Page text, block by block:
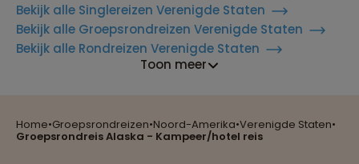
Home•Groepsrondreizen•Noord-Amerika•Verenigde Staten•
Groepsrondreis Alaska - Kampeer/hotel reis
Bekijk alle Singlereizen Verenigde Staten
Bekijk alle Groepsrondreizen Verenigde Staten
Bekijk alle Rondreizen Verenigde Staten
Toon meer
Reizen met oog voor mens, cultuur en milieu